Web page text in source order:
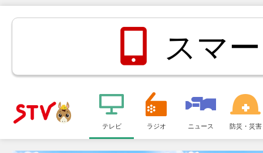
ＳＴＶ札
スマ
メ
ュ
テレビ ラジオ ニュース 防災・災害